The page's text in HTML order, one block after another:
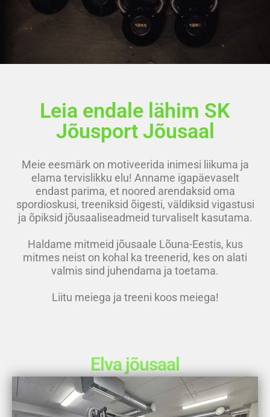
Leia endale lähim SK
Jõusport Jõusaal
Meie eesmärk on motiveerida inimesi liikuma ja
elama tervislikku elu! Anname igapäevaselt
endast parima, et noored arendaksid oma
spordioskusi, treeniksid õigesti, väldiksid vigastusi
ja õpiksid jõusaaliseadmeid turvaliselt kasutama.
Haldame mitmeid jõusaale Lõuna-Eestis, kus
mitmes neist on kohal ka treenerid, kes on alati
valmis sind juhendama ja toetama.
Liitu meiega ja treeni koos meiega!
Elva jõusaal